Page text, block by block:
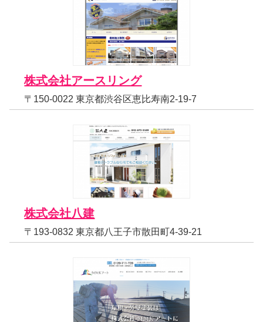
株式会社アースリング
〒150-0022 東京都渋谷区恵比寿南2-19-7
株式会社八建
〒193-0832 東京都八王子市散田町4-39-21